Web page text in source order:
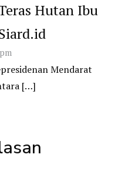
Hutan Ibu
Mendarat
[…]